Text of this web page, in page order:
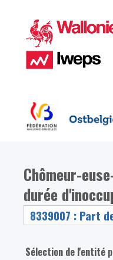
Chômeur-
durée
Sélection de l'entité